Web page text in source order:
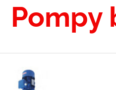
Pompy